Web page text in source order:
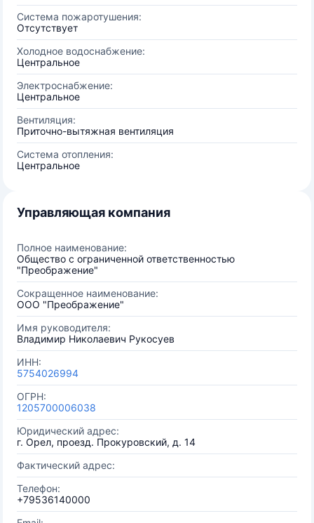
Система пожаротушения:
Отсутствует
Холодное водоснабжение:
Центральное
Электроснабжение:
Центральное
Вентиляция:
Приточно-вытяжная вентиляция
Система отопления:
Центральное
Управляющая компания
Полное наименование:
Общество с ограниченной ответственностью
"Преображение"
Сокращенное наименование:
ООО "Преображение"
Имя руководителя:
Владимир Николаевич Рукосуев
ИНН:
5754026994
ОГРН:
1205700006038
Юридический адрес:
г. Орел, проезд. Прокуровский, д. 14
Фактический адрес:
Телефон:
+79536140000